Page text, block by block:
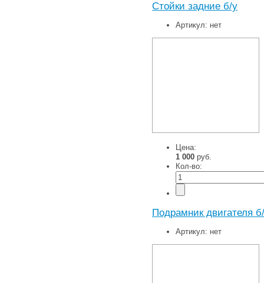
Стойки задние б/у
Артикул: нет
Цена:
1 000 руб.
Кол-во:
Подрамник двигателя
Артикул: нет